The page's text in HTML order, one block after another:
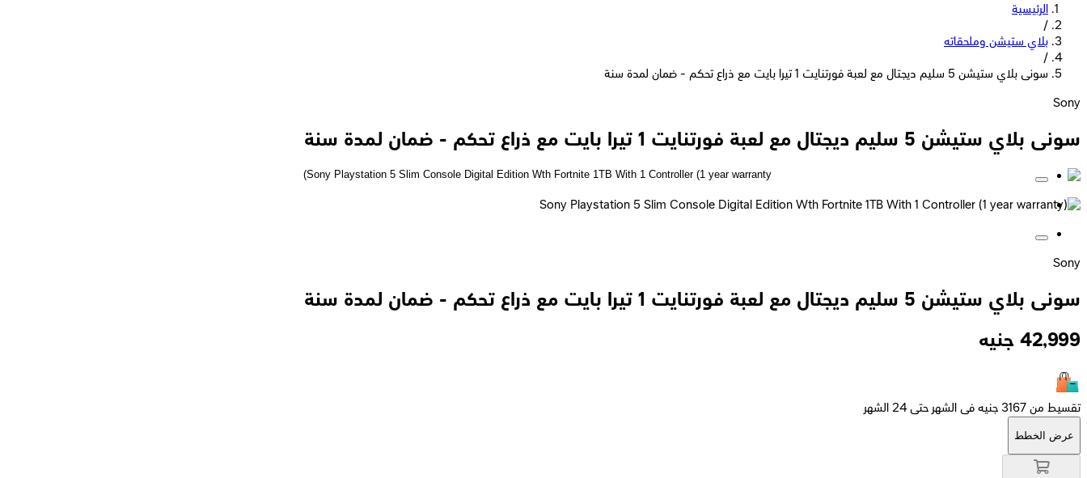
الرئيسية
/
بلاي ستيشن وملحقاته
/
سونى بلاي ستيشن 5 سليم ديجتال مع لعبة فورتنايت 1 تيرا بايت مع ذراع تحكم - ضمان لمدة سنة
Sony
سونى بلاي ستيشن 5 سليم ديجتال مع لعبة فورتنايت 1 تيرا بايت مع ذراع تحكم - ضمان لمدة سنة
Sony
سونى بلاي ستيشن 5 سليم ديجتال مع لعبة فورتنايت 1 تيرا بايت مع ذراع تحكم - ضمان لمدة سنة
42,999 جنيه
تقسيط من 3167 جنيه فى الشهر حتى 24 الشهر
عرض الخطط